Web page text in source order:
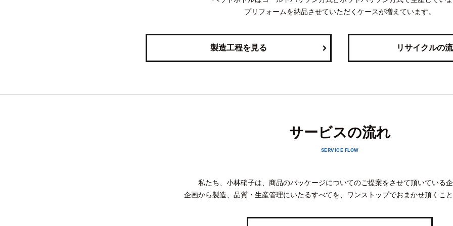
プリフォームを納品させていただくケースが増えています。
製造工程を見る リサイクルの
サービスの流れ
SERVICE FLOW
私たち、小林硝子は、商品のパッケージについてのご提案をさせて頂いている
企画から製造、品質・生産管理にいたるすべてを、ワンストップでおまかせ頂くこ